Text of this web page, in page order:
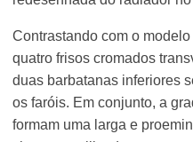
Contrastando com o
quatro frisos cromados
duas barbatanas inferiores
os faróis. Em conjunto, a
formam uma larga e